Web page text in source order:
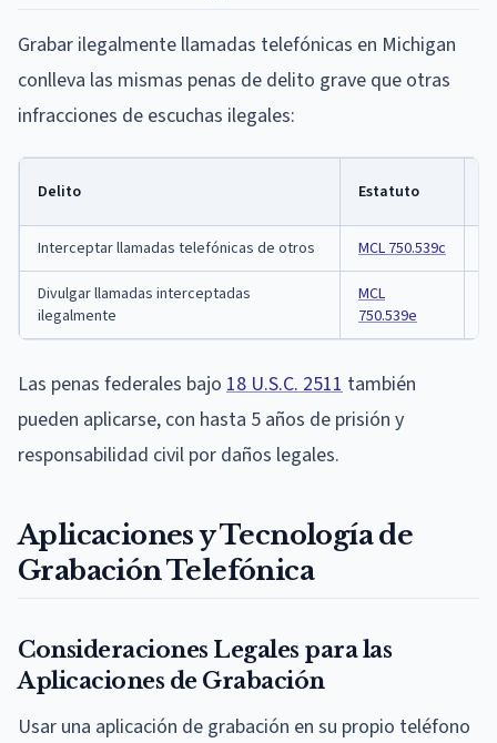
Grabar ilegalmente llamadas telefónicas en Michigan
conlleva las mismas penas de delito grave que otras
infracciones de escuchas ilegales:
Delito Estatuto
Interceptar llamadas telefónicas de otros MCL 750.539c
Divulgar llamadas interceptadas
ilegalmente
MCL
750.539e
Las penas federales bajo 18 U.S.C. 2511 también
pueden aplicarse, con hasta 5 años de prisión y
responsabilidad civil por daños legales.
Aplicaciones y Tecnología de
Grabación Telefónica
Consideraciones Legales para las
Aplicaciones de Grabación
Usar una aplicación de grabación en su propio teléfono